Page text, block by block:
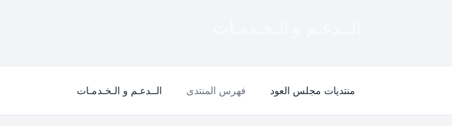
منتديات مجلس العود فهرس المنتدى الــدعـم و الـخـدمـات